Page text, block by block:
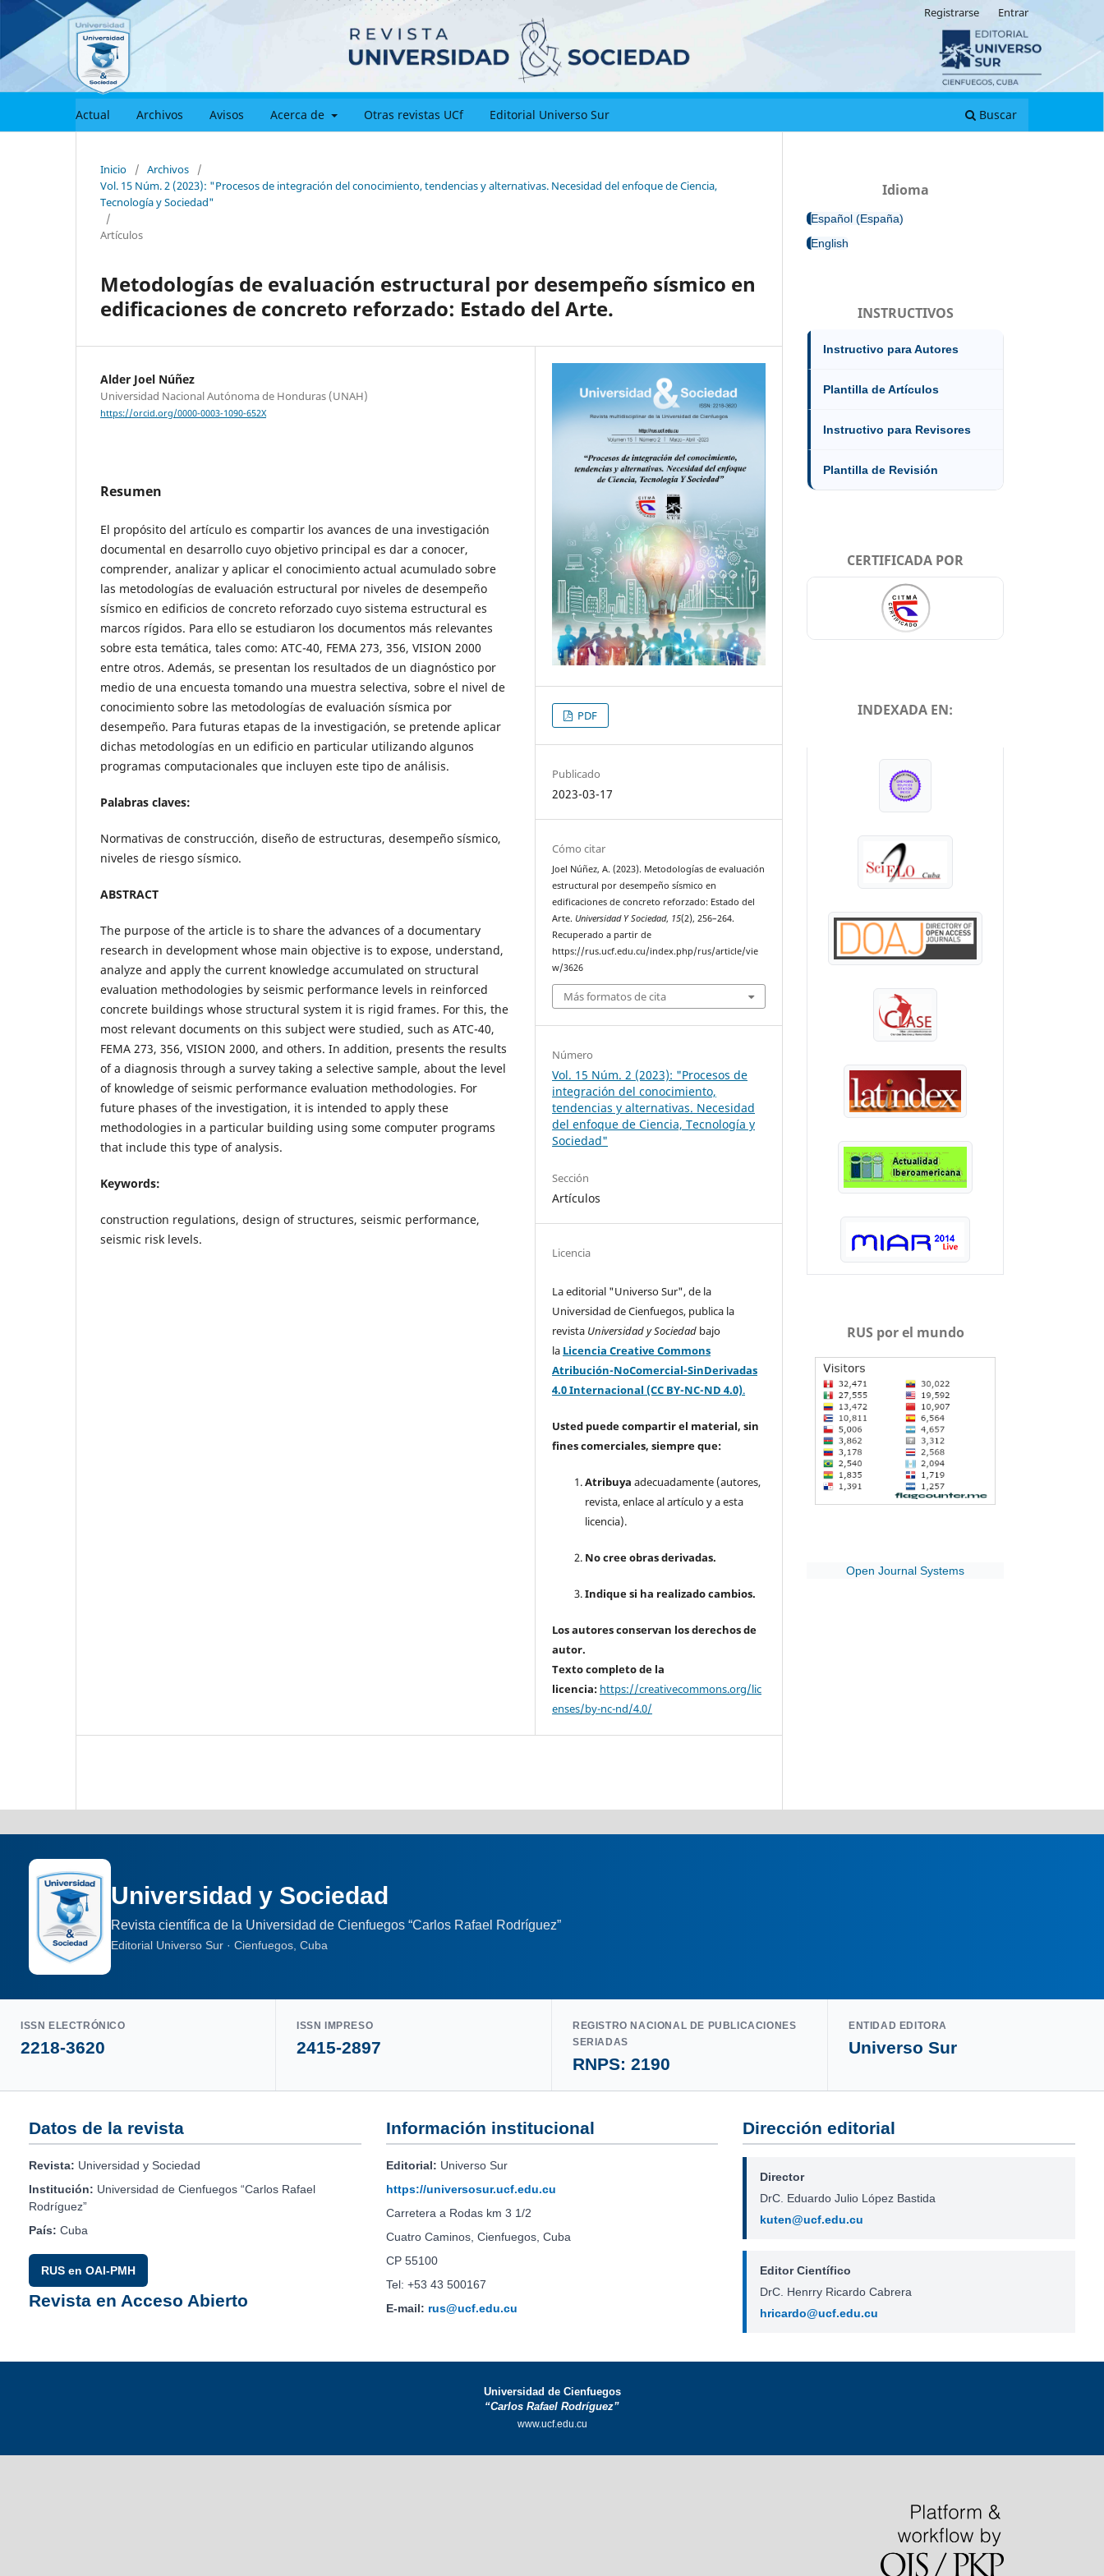
Actual Archivos Avisos Acerca de Otras revistas UCf Editorial Universo Sur Buscar
Registrarse Entrar
Inicio / Archivos
/
Vol. 15 Núm. 2 (2023): "Procesos de integración del conocimiento, tendencias y alternativas. Necesidad del enfoque de Ciencia,
Tecnología y Sociedad"
/
Artículos
Metodologías de evaluación estructural por desempeño sísmico en
edificaciones de concreto reforzado: Estado del Arte.
Alder Joel Núñez
Universidad Nacional Autónoma de Honduras (UNAH)
https://orcid.org/0000-0003-1090-652X
Resumen
El propósito del artículo es compartir los avances de una investigación
documental en desarrollo cuyo objetivo principal es dar a conocer,
comprender, analizar y aplicar el conocimiento actual acumulado sobre
las metodologías de evaluación estructural por niveles de desempeño
sísmico en edificios de concreto reforzado cuyo sistema estructural es
marcos rígidos. Para ello se estudiaron los documentos más relevantes
sobre esta temática, tales como: ATC-40, FEMA 273, 356, VISION 2000
entre otros. Además, se presentan los resultados de un diagnóstico por
medio de una encuesta tomando una muestra selectiva, sobre el nivel de
conocimiento sobre las metodologías de evaluación sísmica por
desempeño. Para futuras etapas de la investigación, se pretende aplicar
dichas metodologías en un edificio en particular utilizando algunos
programas computacionales que incluyen este tipo de análisis.
Palabras claves:
Normativas de construcción, diseño de estructuras, desempeño sísmico,
niveles de riesgo sísmico.
ABSTRACT
The purpose of the article is to share the advances of a documentary
research in development whose main objective is to expose, understand,
analyze and apply the current knowledge accumulated on structural
evaluation methodologies by seismic performance levels in reinforced
concrete buildings whose structural system it is rigid frames. For this, the
most relevant documents on this subject were studied, such as ATC-40,
FEMA 273, 356, VISION 2000, and others. In addition, presents the results
of a diagnosis through a survey taking a selective sample, about the level
of knowledge of seismic performance evaluation methodologies. For
future phases of the investigation, it is intended to apply these
methodologies in a particular building using some computer programs
that include this type of analysis.
Keywords:
construction regulations, design of structures, seismic performance,
seismic risk levels.
PDF
Publicado
2023-03-17
Cómo citar
Joel Núñez, A. (2023). Metodologías de evaluación
estructural por desempeño sísmico en
edificaciones de concreto reforzado: Estado del
Arte. Universidad Y Sociedad, 15(2), 256–264.
Recuperado a partir de
https://rus.ucf.edu.cu/index.php/rus/article/vie
w/3626
Más formatos de cita
Número
Vol. 15 Núm. 2 (2023): "Procesos de
integración del conocimiento,
tendencias y alternativas. Necesidad
del enfoque de Ciencia, Tecnología y
Sociedad"
Sección
Artículos
Licencia
La editorial "Universo Sur", de la
Universidad de Cienfuegos, publica la
revista Universidad y Sociedad bajo
la Licencia Creative Commons
Atribución-NoComercial-SinDerivadas
4.0 Internacional (CC BY-NC-ND 4.0).
Usted puede compartir el material, sin
fines comerciales, siempre que:
Atribuya adecuadamente (autores,
revista, enlace al artículo y a esta
licencia).
No cree obras derivadas.
Indique si ha realizado cambios.
Los autores conservan los derechos de
autor.
Texto completo de la
licencia: https://creativecommons.org/lic
enses/by-nc-nd/4.0/
Idioma
Español (España)
English
INSTRUCTIVOS
Instructivo para Autores
Plantilla de Artículos
Instructivo para Revisores
Plantilla de Revisión
CERTIFICADA POR
INDEXADA EN:
RUS por el mundo
Open Journal Systems
Universidad y Sociedad
Revista científica de la Universidad de Cienfuegos “Carlos Rafael Rodríguez”
Editorial Universo Sur · Cienfuegos, Cuba
ISSN ELECTRÓNICO
2218-3620
ISSN IMPRESO
2415-2897
REGISTRO NACIONAL DE PUBLICACIONES
SERIADAS
RNPS: 2190
ENTIDAD EDITORA
Universo Sur
Datos de la revista
Revista: Universidad y Sociedad
Institución: Universidad de Cienfuegos “Carlos Rafael
Rodríguez”
País: Cuba
RUS en OAI-PMH
Revista en Acceso Abierto
Información institucional
Editorial: Universo Sur
https://universosur.ucf.edu.cu
Carretera a Rodas km 3 1/2
Cuatro Caminos, Cienfuegos, Cuba
CP 55100
Tel: +53 43 500167
E-mail: rus@ucf.edu.cu
Dirección editorial
Director
DrC. Eduardo Julio López Bastida
kuten@ucf.edu.cu
Editor Científico
DrC. Henrry Ricardo Cabrera
hricardo@ucf.edu.cu
Universidad de Cienfuegos
“Carlos Rafael Rodríguez”
www.ucf.edu.cu